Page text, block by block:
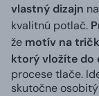
vlastný dizajn
kvalitnú potlač.
že motív na
ktorý vložíte do
procese tlače.
skutočne